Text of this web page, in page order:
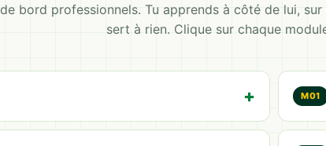
de bord professionnels. Tu apprends à côté de lui,
sert à rien. Clique sur chaque
M01